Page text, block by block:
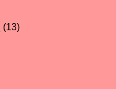
(13)